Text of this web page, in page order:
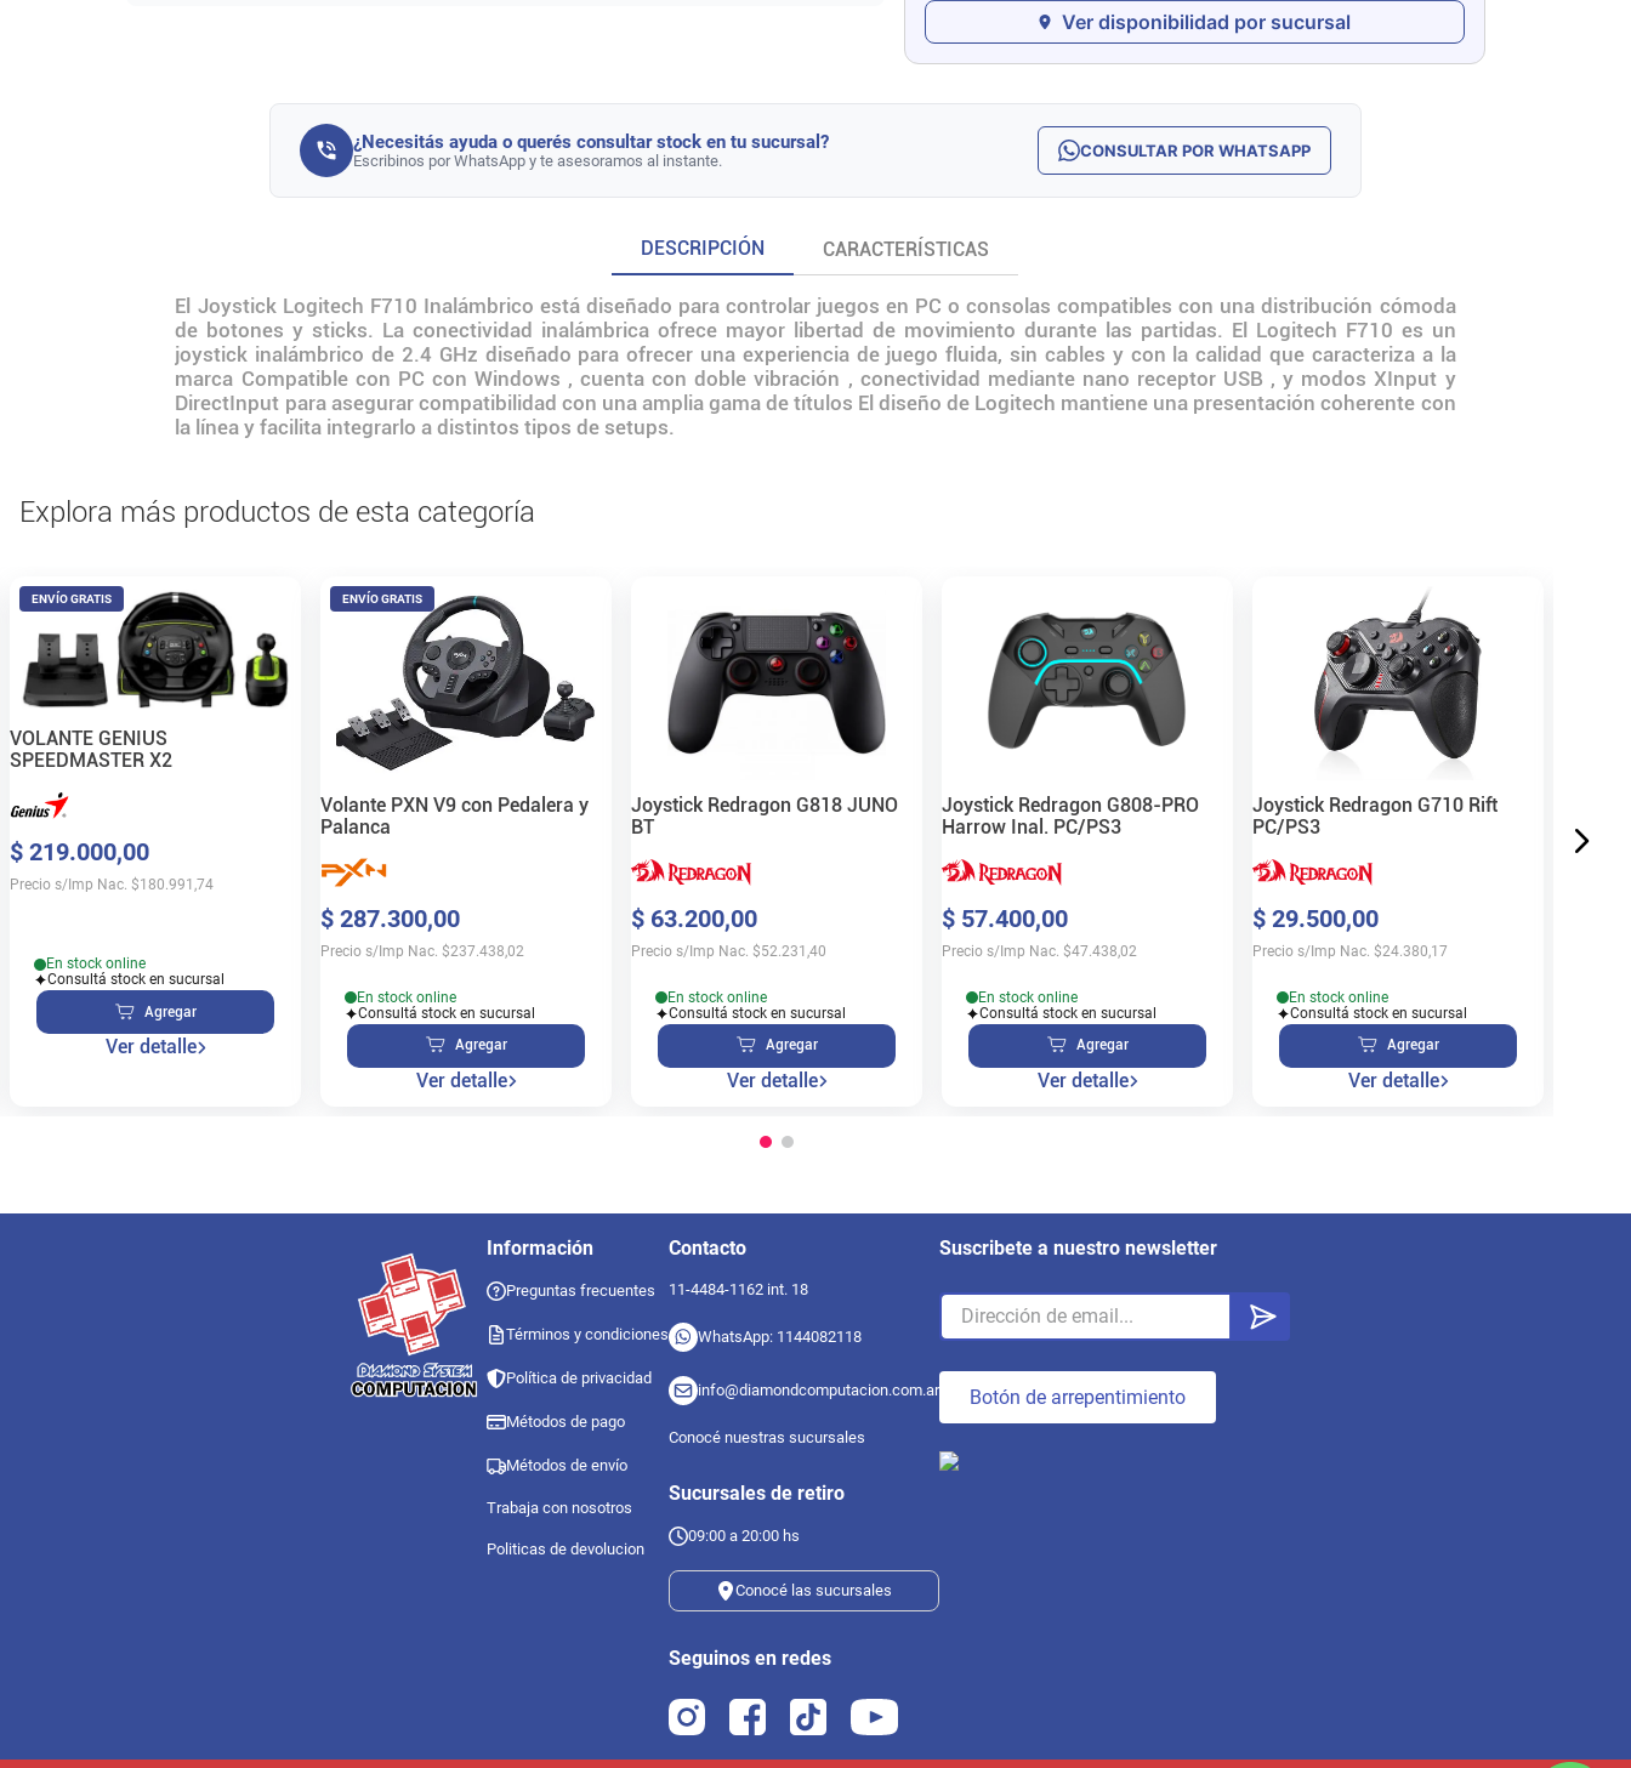
Ver disponibilidad por sucursal
¿Necesitás ayuda o querés consultar stock en tu sucursal?
Escribinos por WhatsApp y te asesoramos al instante. CONSULTAR POR WHATSAPP
DESCRIPCIÓN CARACTERÍSTICAS
El Joystick Logitech F710 Inalámbrico está diseñado para controlar juegos en PC o consolas compatibles con una distribución cómoda
de botones y sticks. La conectividad inalámbrica ofrece mayor libertad de movimiento durante las partidas. El Logitech F710 es un
joystick inalámbrico de 2.4 GHz diseñado para ofrecer una experiencia de juego fluida, sin cables y con la calidad que caracteriza a la
marca Compatible con PC con Windows , cuenta con doble vibración , conectividad mediante nano receptor USB , y modos XInput y
DirectInput para asegurar compatibilidad con una amplia gama de títulos El diseño de Logitech mantiene una presentación coherente con
la línea y facilita integrarlo a distintos tipos de setups.
Explora más productos de esta categoría
ENVÍO GRATIS
VOLANTE GENIUS
SPEEDMASTER X2
$ 219.000,00
Precio s/Imp Nac. $180.991,74
En stock online
Consultá stock en sucursal
Agregar
Ver detalle
ENVÍO GRATIS
Volante PXN V9 con Pedalera y
Palanca
$ 287.300,00
Precio s/Imp Nac. $237.438,02
En stock online
Consultá stock en sucursal
Agregar
Ver detalle
Joystick Redragon G818 JUNO
BT
$ 63.200,00
Precio s/Imp Nac. $52.231,40
En stock online
Consultá stock en sucursal
Agregar
Ver detalle
Joystick Redragon G808-PRO
Harrow Inal. PC/PS3
$ 57.400,00
Precio s/Imp Nac. $47.438,02
En stock online
Consultá stock en sucursal
Agregar
Ver detalle
Joystick Redragon G710 Rift
PC/PS3
$ 29.500,00
Precio s/Imp Nac. $24.380,17
En stock online
Consultá stock en sucursal
Agregar
Ver detalle
Información
Preguntas frecuentes
Términos y condiciones
Política de privacidad
Métodos de pago
Métodos de envío
Trabaja con nosotros
Politicas de devolucion
Contacto
11-4484-1162 int. 18
WhatsApp: 1144082118
info@diamondcomputacion.com.ar
Conocé nuestras sucursales
Sucursales de retiro
09:00 a 20:00 hs
Conocé las sucursales
Seguinos en redes
Suscribete a nuestro newsletter
Botón de arrepentimiento